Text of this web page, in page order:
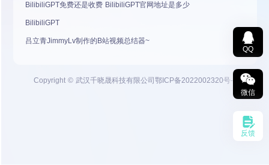
BilibiliGPT免费还是收费 BilibiliGPT官网地址是多少
BilibiliGPT
吕立青JimmyLv制作的B站视频总结器~
QQ
微信
反馈
Copyright © 武汉千晓晟科技有限公司 鄂ICP备2022002320号-9